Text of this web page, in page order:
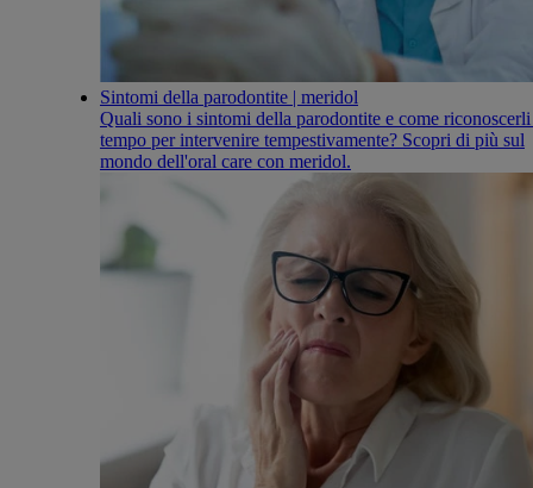
Sintomi della parodontite | meridol
Quali sono i sintomi della parodontite e come
tempo per intervenire tempestivamente? Scopri di più sul
mondo dell'oral care con meridol.